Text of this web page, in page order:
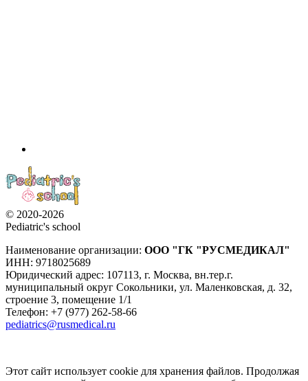
© 2020-2026
Pediatric's school
Наименование организации: ООО "ГК "РУСМЕДИКАЛ"
ИНН: 9718025689
Юридический адрес: 107113, г. Москва, вн.тер.г.
муниципальный округ Сокольники, ул. Маленковская, д. 32,
строение 3, помещение 1/1
Телефон: +7 (977) 262-58-66
pediatrics@rusmedical.ru
Этот сайт использует cookie для хранения файлов. Продолжая